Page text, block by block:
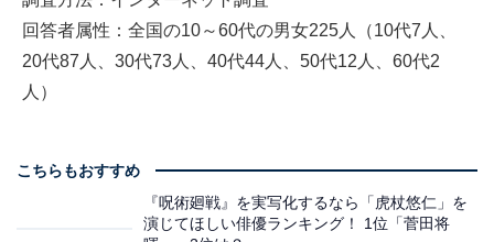
回答者属性：全国の10～60代の男女225人（10代7人、
20代87人、30代73人、40代44人、50代12人、60代2
人）
こちらもおすすめ
『呪術廻戦』を実写化するなら「虎杖悠仁」を
演じてほしい俳優ランキング！ 1位「菅田将